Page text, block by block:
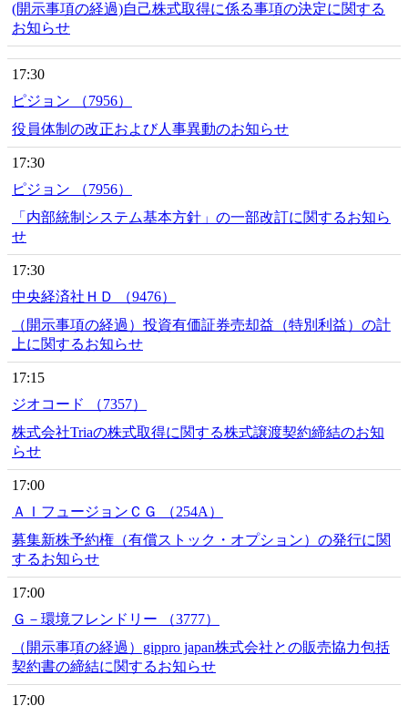
(開示事項の経過)自己株式取得に係る事項の決定に関する
お知らせ
17:30
ピジョン （7956）
役員体制の改正および人事異動のお知らせ
17:30
ピジョン （7956）
「内部統制システム基本方針」の一部改訂に関するお知ら
せ
17:30
中央経済社ＨＤ （9476）
（開示事項の経過）投資有価証券売却益（特別利益）の計
上に関するお知らせ
17:15
ジオコード （7357）
株式会社Triaの株式取得に関する株式譲渡契約締結のお知
らせ
17:00
ＡＩフュージョンＣＧ （254A）
募集新株予約権（有償ストック・オプション）の発行に関
するお知らせ
17:00
Ｇ－環境フレンドリー （3777）
（開示事項の経過）gippro japan株式会社との販売協力包括
契約書の締結に関するお知らせ
17:00